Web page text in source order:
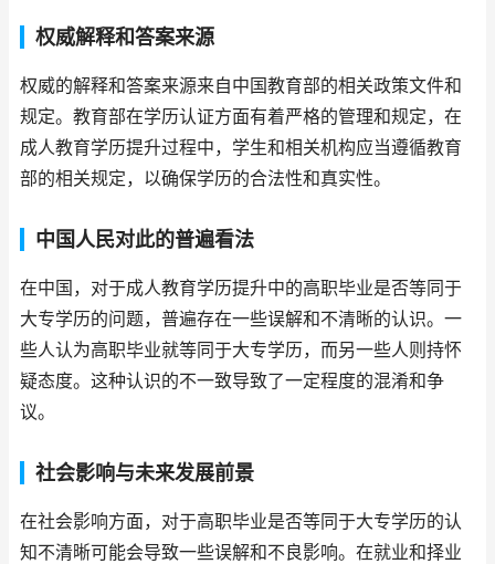
权威解释和答案来源
权威的解释和答案来源来自中国教育部的相关政策文件和
规定。教育部在学历认证方面有着严格的管理和规定，在
成人教育学历提升过程中，学生和相关机构应当遵循教育
部的相关规定，以确保学历的合法性和真实性。
中国人民对此的普遍看法
在中国，对于成人教育学历提升中的高职毕业是否等同于
大专学历的问题，普遍存在一些误解和不清晰的认识。一
些人认为高职毕业就等同于大专学历，而另一些人则持怀
疑态度。这种认识的不一致导致了一定程度的混淆和争
议。
社会影响与未来发展前景
在社会影响方面，对于高职毕业是否等同于大专学历的认
知不清晰可能会导致一些误解和不良影响。在就业和择业